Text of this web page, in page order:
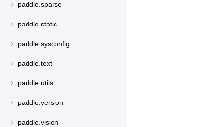
paddle.sparse
paddle.static
paddle.sysconfig
paddle.text
paddle.utils
paddle.version
paddle.vision